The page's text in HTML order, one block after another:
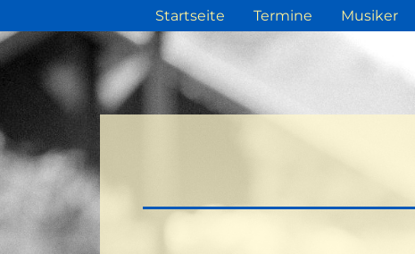
Startseite Termine Musiker